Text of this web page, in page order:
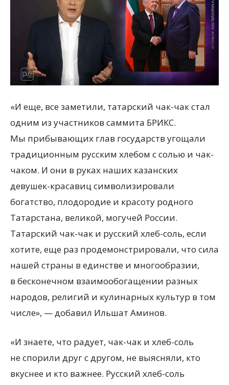
«И еще, все заметили, татарский чак-чак стал
одним из участников саммита БРИКС.
Мы прибывающих глав государств угощали
традиционным русским хлебом с солью и чак-
чаком. И они в руках наших казанских
девушек-красавиц символизировали
богатство, плодородие и красоту родного
Татарстана, великой, могучей России.
Татарский чак-чак и русский хлеб-соль, если
хотите, еще раз продемонстрировали, что сила
нашей страны в единстве и многообразии,
в бесконечном взаимообогащении разных
народов, религий и кулинарных культур в том
числе», — добавил Ильшат Аминов.
«И знаете, что радует, чак-чак и хлеб-соль
не спорили друг с другом, не выясняли, кто
вкуснее и кто важнее. Русский хлеб-соль